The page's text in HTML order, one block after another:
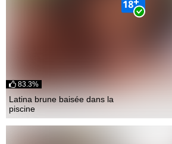
Latina brune baisée dans la
piscine
83.3%